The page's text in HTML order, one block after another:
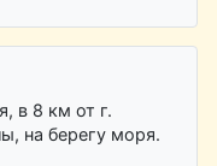
в 8 км от г.
на берегу моря.